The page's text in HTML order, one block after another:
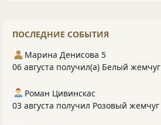
ПОСЛЕДНИЕ СОБЫТИЯ
Марина Денисова 5
06 августа получил(а) Белый жемчуг
Роман Цивинскас
03 августа получил Розовый жемчуг